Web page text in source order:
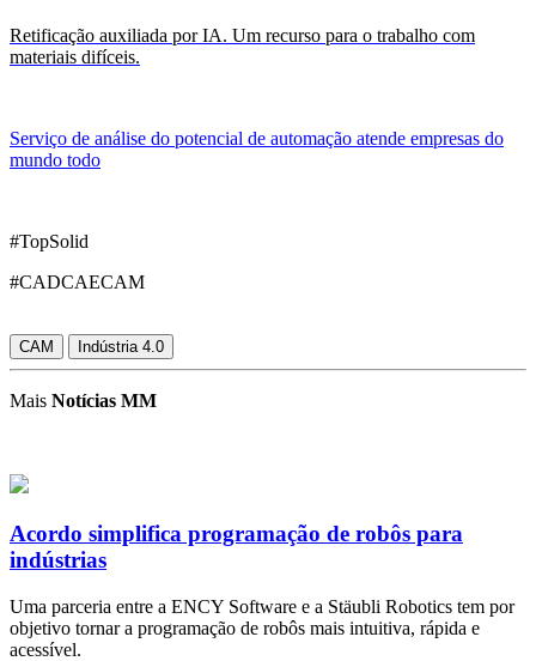
Retificação auxiliada por IA. Um recurso para o trabalho com
materiais difíceis.
Serviço de análise do potencial de automação atende empresas do
mundo todo
#TopSolid
#CADCAECAM
CAM Indústria 4.0
Mais Notícias MM
Acordo simplifica programação de robôs para
indústrias
Uma parceria entre a ENCY Software e a Stäubli Robotics tem por
objetivo tornar a programação de robôs mais intuitiva, rápida e
acessível.